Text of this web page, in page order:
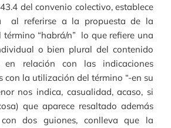
del convenio colectivo, establece
al referirse a la propuesta de la
término “habrá/n” lo que refiere una
o bien plural del contenido
relación con las indicaciones
con la utilización del término “-en su
nos indica, casualidad, acaso, si
que aparece resaltado además
con dos guiones, conlleva que la